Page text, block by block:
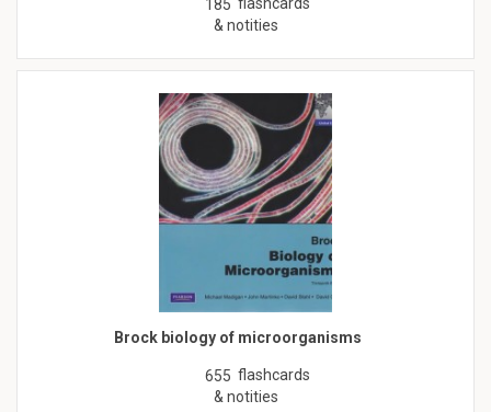
185 flashcards
& notities
Brock biology of microorganisms
655 flashcards
& notities